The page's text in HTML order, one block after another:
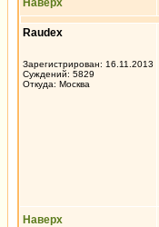
Наверх
Raudex
Зарегистрирован: 16.11.2013
Суждений: 5829
Откуда: Москва
Наверх